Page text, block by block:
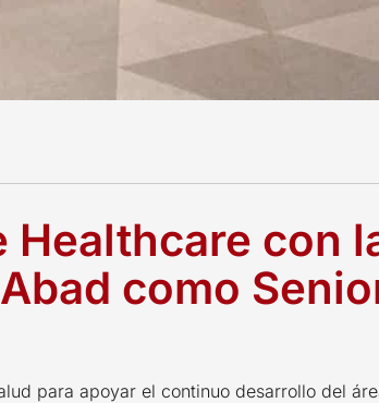
Healthcare con
como
para apoyar el continuo desarrollo del